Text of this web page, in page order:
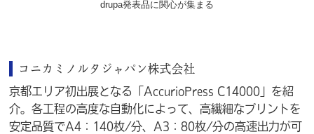
drupa発表品に関心が集まる
コニカミノルタジャパン株式会社
京都エリア初出展となる「AccurioPress C14000」を紹
介。各工程の高度な自動化によって、高繊細なプリントを
安定品質でA4：140枚/分、A3：80枚/分の高速出力が可